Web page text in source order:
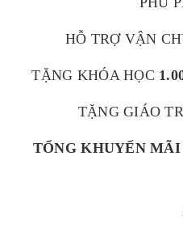
HỖ TRỢ VẬN
TẶNG KHÓA HỌC
TẶNG GIÁO
TỔNG KHUYẾN MÃI